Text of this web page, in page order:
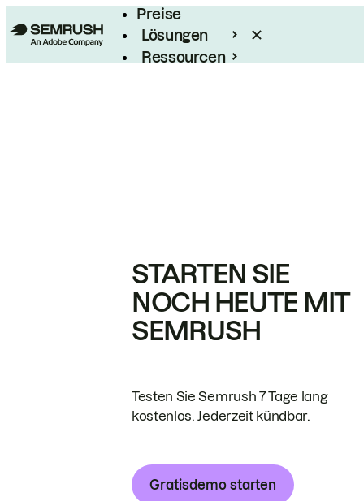
Preise
Lösungen
Ressourcen
STARTEN SIE
NOCH HEUTE MIT
SEMRUSH
Testen Sie Semrush 7 Tage lang
kostenlos. Jederzeit kündbar.
Gratisdemo starten